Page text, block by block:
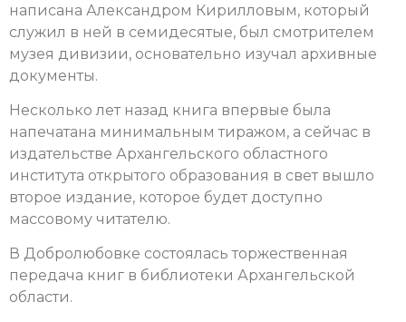
написана Александром Кирилловым, который
служил в ней в семидесятые, был смотрителем
музея дивизии, основательно изучал архивные
документы.
Несколько лет назад книга впервые была
напечатана минимальным тиражом, а сейчас в
издательстве Архангельского областного
института открытого образования в свет вышло
второе издание, которое будет доступно
массовому читателю.
В Добролюбовке состоялась торжественная
передача книг в библиотеки Архангельской
области.